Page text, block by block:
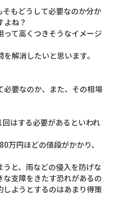
もどうして必要なのか分か
よね？
て高くつきそうなイメージ
解消したいと思います。
要なのか、また、その相場
はする必要があるといわれ
万円ほどの値段がかかり、
と、雨などの侵入を防げな
な支障をきたす恐れがあるの
ようとするのはあまり得策